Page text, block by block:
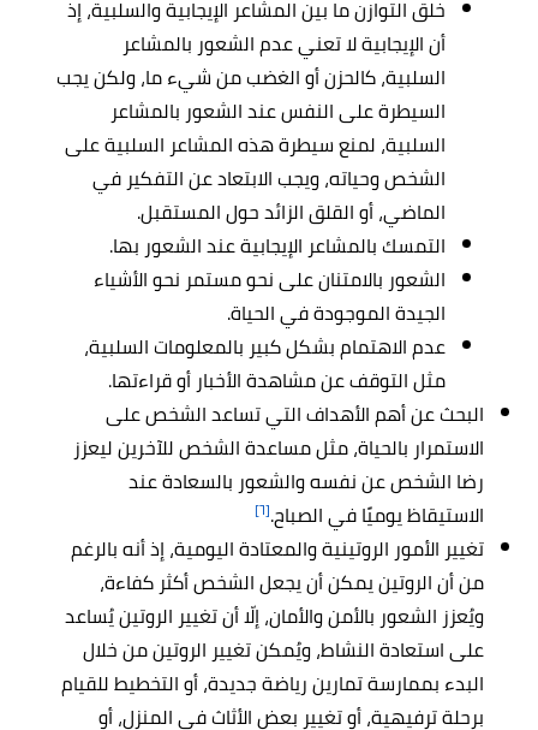
خلق التوازن ما بين المشاعر الإيجابية والسلبية، إذ
أن الإيجابية لا تعني عدم الشعور بالمشاعر
السلبية، كالحزن أو الغضب من شيء ما، ولكن يجب
السيطرة على النفس عند الشعور بالمشاعر
السلبية، لمنع سيطرة هذه المشاعر السلبية على
الشخص وحياته، ويجب الابتعاد عن التفكير في
الماضي، أو القلق الزائد حول المستقبل.
التمسك بالمشاعر الإيجابية عند الشعور بها.
الشعور بالامتنان على نحو مستمر نحو الأشياء
الجيدة الموجودة في الحياة.
عدم الاهتمام بشكل كبير بالمعلومات السلبية،
مثل التوقف عن مشاهدة الأخبار أو قراءتها.
البحث عن أهم الأهداف التي تساعد الشخص على
الاستمرار بالحياة، مثل مساعدة الشخص للآخرين ليعزز
رضا الشخص عن نفسه والشعور بالسعادة عند
الاستيقاظ يوميًا في الصباح.[٦]
تغيير الأمور الروتينية والمعتادة اليومية، إذ أنه بالرغم
من أن الروتين يمكن أن يجعل الشخص أكثر كفاءة،
ويُعزز الشعور بالأمن والأمان، إلّا أن تغيير الروتين يُساعد
على استعادة النشاط، ويُمكن تغيير الروتين من خلال
البدء بممارسة تمارين رياضة جديدة، أو التخطيط للقيام
برحلة ترفيهية، أو تغيير بعض الأثاث في المنزل، أو